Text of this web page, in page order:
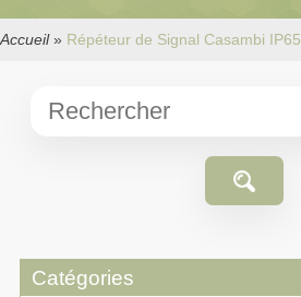
Accueil» Répéteur de Signal Casambi IP65
Catégories